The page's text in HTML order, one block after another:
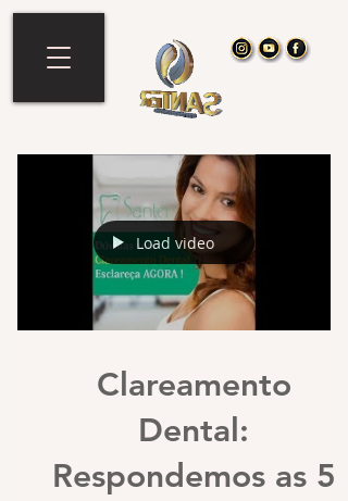
Load video
Clareamento
Dental:
Respondemos as 5